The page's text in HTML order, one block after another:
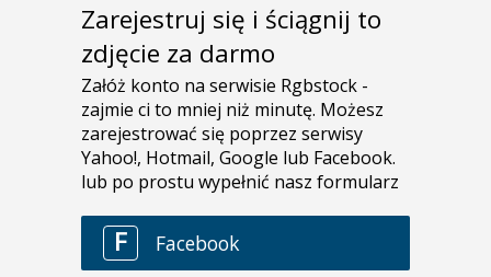
Zarejestruj się i ściągnij to
zdjęcie za darmo